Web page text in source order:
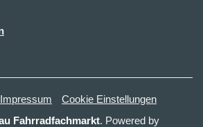
Impressum
Cookie Einstellungen
Fahrradfachmarkt. Powered by